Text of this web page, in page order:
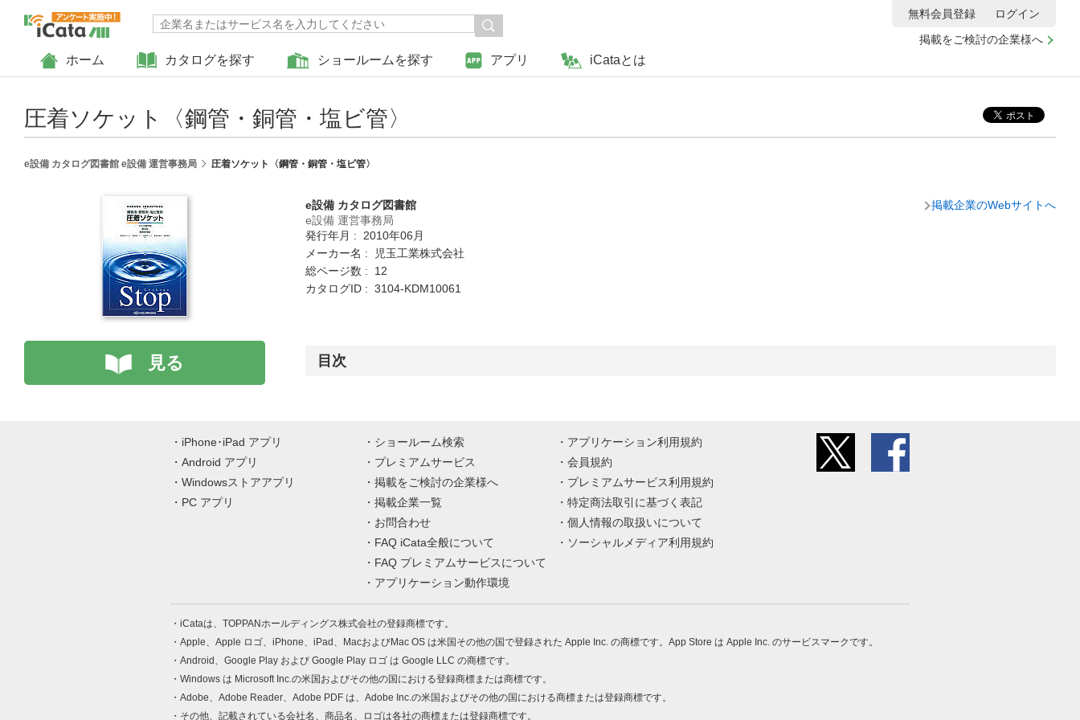
ホーム カタログを探す ショールームを探す アプリ iCataとは
掲載をご検討の企業様へ
無料会員登録 ログイン
圧着ソケット〈鋼管・銅管・塩ビ管〉
e設備 カタログ図書館 e設備 運営事務局 圧着ソケット〈鋼管・銅管・塩ビ管〉
見る
e設備 カタログ図書館
e設備 運営事務局
発行年月 : 2010年06月
メーカー名 : 児玉工業株式会社
総ページ数 : 12
カタログID : 3104-KDM10061
掲載企業のWebサイトへ
目次
iPhone･iPad アプリ
Android アプリ
Windowsストアアプリ
PC アプリ
ショールーム検索
プレミアムサービス
掲載をご検討の企業様へ
掲載企業一覧
お問合わせ
FAQ iCata全般について
FAQ プレミアムサービスについて
アプリケーション動作環境
アプリケーション利用規約
会員規約
プレミアムサービス利用規約
特定商法取引に基づく表記
個人情報の取扱いについて
ソーシャルメディア利用規約
iCataは、TOPPANホールディングス株式会社の登録商標です。
Apple、Apple ロゴ、iPhone、iPad、MacおよびMac OS は米国その他の国で登録された Apple Inc. の商標です。App Store は Apple Inc. のサービスマークです。
Android、Google Play および Google Play ロゴ は Google LLC の商標です。
Windows は Microsoft Inc.の米国およびその他の国における登録商標または商標です。
Adobe、Adobe Reader、Adobe PDF は、Adobe Inc.の米国およびその他の国における商標または登録商標です。
その他、記載されている会社名、商品名、ロゴは各社の商標または登録商標です。